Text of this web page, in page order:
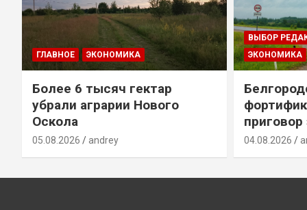
ГЛАВНОЕ ЭКОНОМИКА
Более 6 тысяч гектар
убрали аграрии Нового
Оскола
05.08.2026 andrey
ВЫБОР
ЭКОНОМИКА
04.08.2026